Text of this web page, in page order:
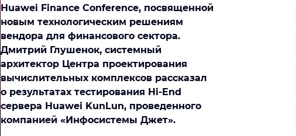
Huawei Finance Conference, посвященной
новым технологическим решениям
вендора для финансового сектора.
Дмитрий Глушенок, системный
архитектор Центра проектирования
вычислительных комплексов рассказал
о результатах тестирования Hi-End
сервера Huawei KunLun, проведенного
компанией «Инфосистемы Джет».